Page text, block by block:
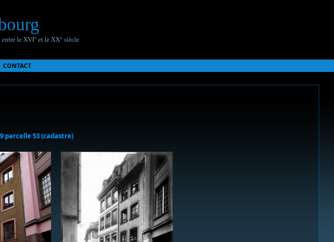
le XVI° et le XX° siècle
CONTACT
parcelle 53 (cadastre)